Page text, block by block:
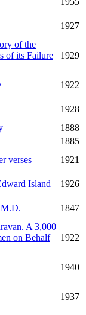
1927
of the
of its Failure
1929
1922
1928
1888
1885
verses
1921
Island
1926
1847
A 3,000
on Behalf
1922
1940
1937